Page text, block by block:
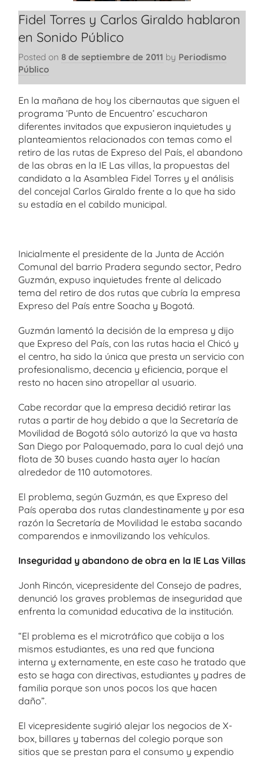
Fidel Torres y Carlos Giraldo hablaron
en Sonido Público
Posted on 8 de septiembre de 2011 by Periodismo
Público
En la mañana de hoy los cibernautas que siguen el
programa ‘Punto de Encuentro’ escucharon
diferentes invitados que expusieron inquietudes y
planteamientos relacionados con temas como el
retiro de las rutas de Expreso del País, el abandono
de las obras en la IE Las villas, la propuestas del
candidato a la Asamblea Fidel Torres y el análisis
del concejal Carlos Giraldo frente a lo que ha sido
su estadía en el cabildo municipal.
Inicialmente el presidente de la Junta de Acción
Comunal del barrio Pradera segundo sector, Pedro
Guzmán, expuso inquietudes frente al delicado
tema del retiro de dos rutas que cubría la empresa
Expreso del País entre Soacha y Bogotá.
Guzmán lamentó la decisión de la empresa y dijo
que Expreso del País, con las rutas hacia el Chicó y
el centro, ha sido la única que presta un servicio con
profesionalismo, decencia y eficiencia, porque el
resto no hacen sino atropellar al usuario.
Cabe recordar que la empresa decidió retirar las
rutas a partir de hoy debido a que la Secretaría de
Movilidad de Bogotá sólo autorizó la que va hasta
San Diego por Paloquemado, para lo cual dejó una
flota de 30 buses cuando hasta ayer lo hacían
alrededor de 110 automotores.
El problema, según Guzmán, es que Expreso del
País operaba dos rutas clandestinamente y por esa
razón la Secretaría de Movilidad le estaba sacando
comparendos e inmovilizando los vehículos.
Inseguridad y abandono de obra en la IE Las Villas
Jonh Rincón, vicepresidente del Consejo de padres,
denunció los graves problemas de inseguridad que
enfrenta la comunidad educativa de la institución.
“El problema es el microtráfico que cobija a los
mismos estudiantes, es una red que funciona
interna y externamente, en este caso he tratado que
esto se haga con directivas, estudiantes y padres de
familia porque son unos pocos los que hacen
daño”.
El vicepresidente sugirió alejar los negocios de X-
box, billares y tabernas del colegio porque son
sitios que se prestan para el consumo y expendio